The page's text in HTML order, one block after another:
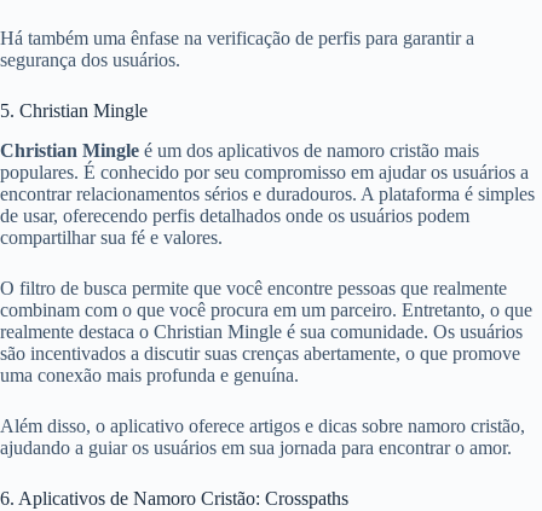
Há também uma ênfase na verificação de perfis para garantir a
segurança dos usuários.
5. Christian Mingle
Christian Mingle é um dos aplicativos de namoro cristão mais
populares. É conhecido por seu compromisso em ajudar os usuários a
encontrar relacionamentos sérios e duradouros. A plataforma é simples
de usar, oferecendo perfis detalhados onde os usuários podem
compartilhar sua fé e valores.
O filtro de busca permite que você encontre pessoas que realmente
combinam com o que você procura em um parceiro. Entretanto, o que
realmente destaca o Christian Mingle é sua comunidade. Os usuários
são incentivados a discutir suas crenças abertamente, o que promove
uma conexão mais profunda e genuína.
Além disso, o aplicativo oferece artigos e dicas sobre namoro cristão,
ajudando a guiar os usuários em sua jornada para encontrar o amor.
6. Aplicativos de Namoro Cristão: Crosspaths